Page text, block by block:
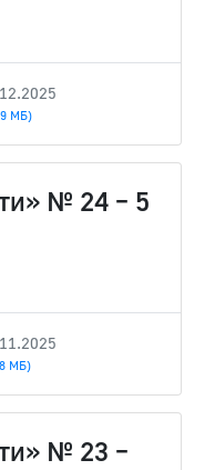
МБ)
№ 24 – 5
МБ)
№ 23 –